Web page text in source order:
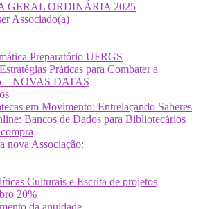
GERAL ORDINÁRIA 2025
Associado(a)
Preparatório UFRGS
Práticas para Combater a
– NOVAS DATAS
em Movimento: Entrelaçando Saberes
Bancos de Dados para Bibliotecários
nova Associação:
Culturais e Escrita de projetos
20%